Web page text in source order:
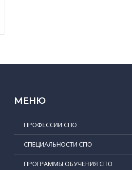
МЕНЮ
ПРОФЕССИИ СПО
СПЕЦИАЛЬНОСТИ СПО
ПРОГРАММЫ ОБУЧЕНИЯ СПО